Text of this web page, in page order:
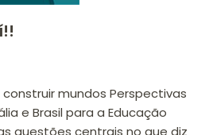
construir mundos Perspectivas
e Brasil para a Educação
questões centrais no que diz